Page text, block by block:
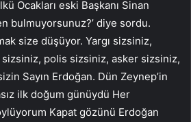
Ocakları eski Başkanı Sinan
bulmuyorsunuz?’ diye sordu.
size düşüyor. Yargı sizsiniz,
polis sizsiniz, asker sizsiniz,
Sayın Erdoğan. Dün Zeynep’in
ilk doğum günüydü Her
Kapat gözünü Erdoğan